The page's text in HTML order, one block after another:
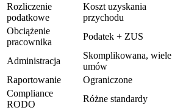
Rozliczenie
podatkowe
Koszt uzyskania
przychodu
Obciążenie
pracownika
Podatek + ZUS
Administracja
Skomplikowana, wiele
umów
Raportowanie
Ograniczone
Compliance
RODO
Różne standardy